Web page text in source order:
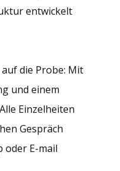
entwickelt
auf die Probe: Mit
und einem
Einzelheiten
Gespräch
oder E-mail